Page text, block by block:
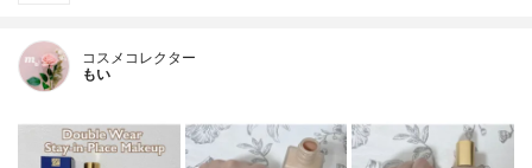
コスメコレクター
もい